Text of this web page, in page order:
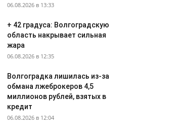
06.08.2026 в 13:33
+ 42 градуса: Волгоградскую
область накрывает сильная
жара
06.08.2026 в 12:35
Волгоградка лишилась из-за
обмана лжеброкеров 4,5
миллионов рублей, взятых в
кредит
06.08.2026 в 12:04